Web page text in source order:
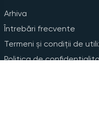
Arhiva
Întrebări frecvente
Termeni și condiții de
Politica de